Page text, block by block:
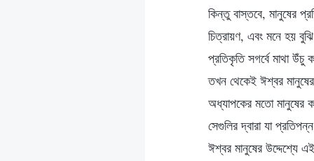
কিন্তু বাস্তবে, মানুষের
চিত্রায়ণ, এবং মনে হয়
প্রতিকৃতি সগর্বে মাথা উঁচু
তখন থেকেই ঈশ্বর মানুষের
অধ্যাপকের মতো মানুষের
সেগুলির দ্বারা যা
ঈশ্বর মানুষের উদ্দেশ্যে